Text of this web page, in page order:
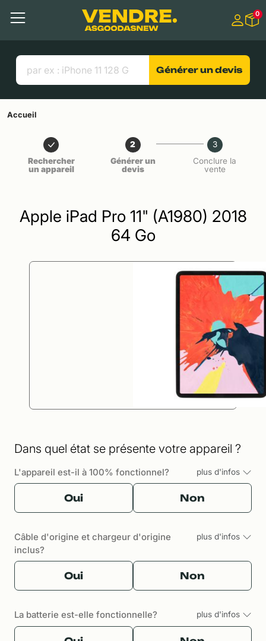
Contenu principal
Menu
Liens utiles
0
Générer un devis
Accueil
Rechercher
un appareil
2
Générer un
devis
3
Conclure la
vente
Apple iPad Pro 11" (A1980) 2018
64 Go
Dans quel état se présente votre appareil ?
L'appareil est-il à 100% fonctionnel? plus d'infos
Oui Non
Câble d'origine et chargeur d'origine
inclus?
plus d'infos
Oui Non
La batterie est-elle fonctionnelle? plus d'infos